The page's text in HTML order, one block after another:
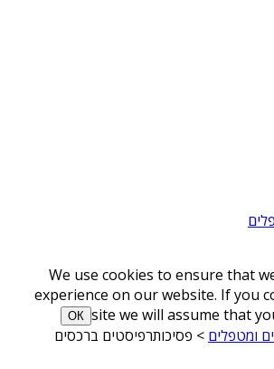
We use cookies to ensure that
experience on our website. If you
site we will assume that
ОК
ומטפלים > פסיכותרפיסטים ברכסים